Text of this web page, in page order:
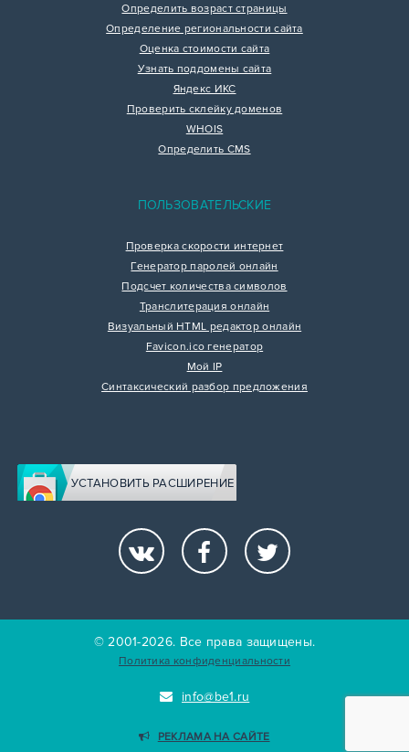
Определить возраст страницы
Определение региональности сайта
Оценка стоимости сайта
Узнать поддомены сайта
Яндекс ИКС
Проверить склейку доменов
WHOIS
Определить CMS
ПОЛЬЗОВАТЕЛЬСКИЕ
Проверка скорости интернет
Генератор паролей онлайн
Подсчет количества символов
Транслитерация онлайн
Визуальный HTML редактор онлайн
Favicon.ico генератор
Мой IP
Синтаксический разбор предложения
УСТАНОВИТЬ РАСШИРЕНИЕ
© 2001-2026. Все права защищены.
Политика конфиденциальности
info@be1.ru
РЕКЛАМА НА САЙТЕ